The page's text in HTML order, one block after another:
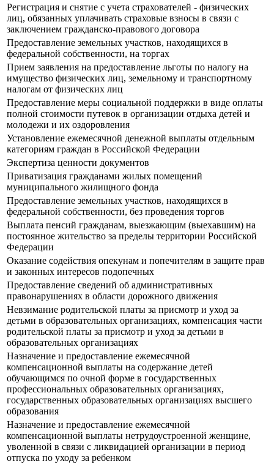
Регистрация и снятие с учета страхователей - физических
лиц, обязанных уплачивать страховые взносы в связи с
заключением гражданско-правового договора
Предоставление земельных участков, находящихся в
федеральной собственности, на торгах
Прием заявления на предоставление льготы по налогу на
имущество физических лиц, земельному и транспортному
налогам от физических лиц
Предоставление меры социальной поддержки в виде оплаты
полной стоимости путевок в организации отдыха детей и
молодежи и их оздоровления
Установление ежемесячной денежной выплаты отдельным
категориям граждан в Российской Федерации
Экспертиза ценности документов
Приватизация гражданами жилых помещений
муниципального жилищного фонда
Предоставление земельных участков, находящихся в
федеральной собственности, без проведения торгов
Выплата пенсий гражданам, выезжающим (выехавшим) на
постоянное жительство за пределы территории Российской
Федерации
Оказание содействия опекунам и попечителям в защите прав
и законных интересов подопечных
Предоставление сведений об административных
правонарушениях в области дорожного движения
Невзимание родительской платы за присмотр и уход за
детьми в образовательных организациях, компенсация части
родительской платы за присмотр и уход за детьми в
образовательных организациях
Назначение и предоставление ежемесячной
компенсационной выплаты на содержание детей
обучающимся по очной форме в государственных
профессиональных образовательных организациях,
государственных образовательных организациях высшего
образования
Назначение и предоставление ежемесячной
компенсационной выплаты нетрудоустроенной женщине,
уволенной в связи с ликвидацией организации в период
отпуска по уходу за ребенком